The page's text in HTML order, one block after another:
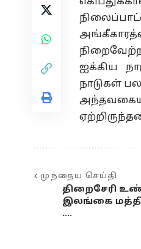
ஐக்கிய
நாடுகள்
முந்தைய செய்தி
திறைசேரி
இலங்கை
….